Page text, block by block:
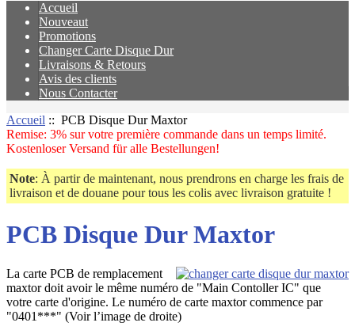
Accueil
Nouveaut
Promotions
Changer Carte Disque Dur
Livraisons & Retours
Avis des clients
Nous Contacter
Accueil :: PCB Disque Dur Maxtor
Remise: 3% sur votre première commande dans un temps limité.
Kostenloser Versand für alle Bestellungen!
Note: À partir de maintenant, nous prendrons en charge les frais de
livraison et de douane pour tous les colis avec livraison gratuite !
PCB Disque Dur Maxtor
La carte PCB de remplacement
maxtor doit avoir le même numéro de "Main Contoller IC" que
votre carte d'origine. Le numéro de carte maxtor commence par
"0401***" (Voir l’image de droite)